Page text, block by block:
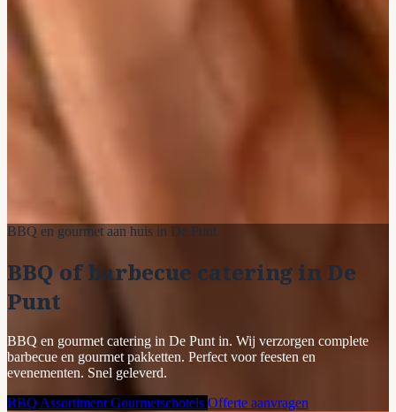
BBQ en gourmet aan huis in De Punt
BBQ of barbecue catering in De
Punt
BBQ en gourmet catering in De Punt in. Wij verzorgen complete
barbecue en gourmet pakketten. Perfect voor feesten en
evenementen. Snel geleverd.
BBQ Assortiment Gourmetschotels Offerte aanvragen